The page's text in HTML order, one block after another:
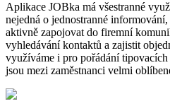
Aplikace JOBka má všestranné
nejedná o jednostranné informování,
aktivně zapojovat do firemní
vyhledávání kontaktů a zajistit
využíváme i pro pořádání
jsou mezi zaměstnanci velmi